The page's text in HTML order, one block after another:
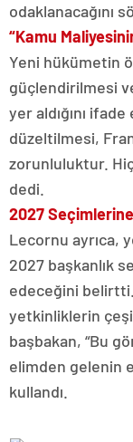
odaklanacağını
“Kamu
Yeni hükümetin
güçlendirilmesi
yer aldığını
düzeltilmesi,
zorunluluktur.
dedi.
2027
Lecornu ayrıca,
2027 başkanlık
edeceğini
yetkinliklerin
başbakan, “Bu
elimden gelenin
kullandı.